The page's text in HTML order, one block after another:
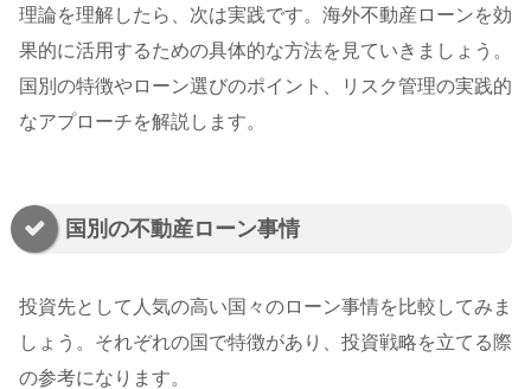
理論を理解したら、次は実践です。海外不動産ローンを効
果的に活用するための具体的な方法を見ていきましょう。
国別の特徴やローン選びのポイント、リスク管理の実践的
なアプローチを解説します。
国別の不動産ローン事情
投資先として人気の高い国々のローン事情を比較してみま
しょう。それぞれの国で特徴があり、投資戦略を立てる際
の参考になります。